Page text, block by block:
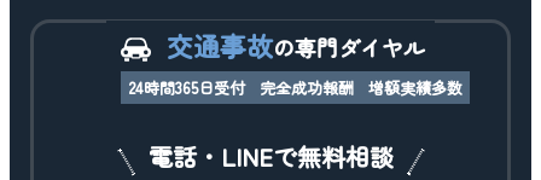
交通事故の専門ダイヤル
24時間365日受付 完全成功報酬 増額実績多数
電話・LINEで無料相談